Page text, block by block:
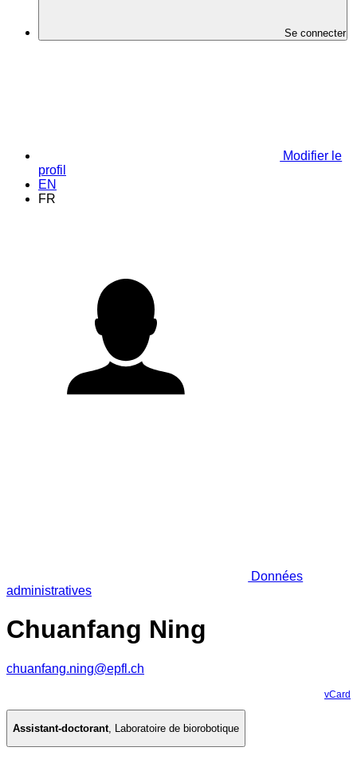
Se connecter
Modifier le
profil
EN
FR
Données
administratives
Chuanfang Ning
chuanfang.ning@epfl.ch
vCard
Assistant-doctorant, Laboratoire de biorobotique